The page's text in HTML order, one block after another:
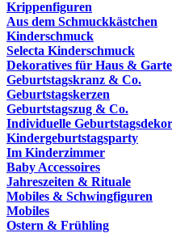
Krippenfiguren
Aus dem Schmuckkästchen
Kinderschmuck
Selecta Kinderschmuck
Dekoratives für Haus &
Geburtstagskranz & Co.
Geburtstagskerzen
Geburtstagszug & Co.
Individuelle
Kindergeburtstagsparty
Im Kinderzimmer
Baby Accessoires
Jahreszeiten & Rituale
Mobiles & Schwingfiguren
Mobiles
Ostern & Frühling